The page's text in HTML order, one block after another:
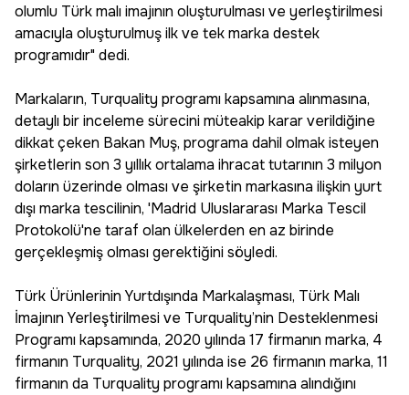
olumlu Türk malı imajının oluşturulması ve yerleştirilmesi
amacıyla oluşturulmuş ilk ve tek marka destek
programıdır" dedi.
Markaların, Turquality programı kapsamına alınmasına,
detaylı bir inceleme sürecini müteakip karar verildiğine
dikkat çeken Bakan Muş, programa dahil olmak isteyen
şirketlerin son 3 yıllık ortalama ihracat tutarının 3 milyon
doların üzerinde olması ve şirketin markasına ilişkin yurt
dışı marka tescilinin, 'Madrid Uluslararası Marka Tescil
Protokolü'ne taraf olan ülkelerden en az birinde
gerçekleşmiş olması gerektiğini söyledi.
Türk Ürünlerinin Yurtdışında Markalaşması, Türk Malı
İmajının Yerleştirilmesi ve Turquality’nin Desteklenmesi
Programı kapsamında, 2020 yılında 17 firmanın marka, 4
firmanın Turquality, 2021 yılında ise 26 firmanın marka, 11
firmanın da Turquality programı kapsamına alındığını